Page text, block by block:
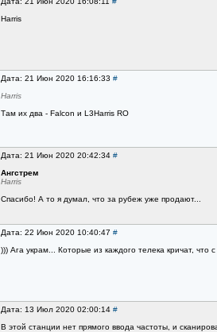
Harris
Дата: 21 Июн 2020 16:16:33 #
Harris
Там их два - Falcon и L3Harris RO
Дата: 21 Июн 2020 20:42:34 #
Ангстрем
Harris
Спасибо! А то я думал, что за рубеж уже продают...
Дата: 22 Июн 2020 10:40:47 #
))) Ага украм... Которые из каждого телека кричат, что
Дата: 13 Июл 2020 02:00:14 #
В этой станции нет прямого ввода частоты, и